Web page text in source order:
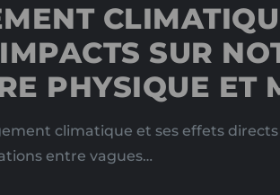
SUR
PHYSIQUE ET
climatique et ses effets
entre vagues…